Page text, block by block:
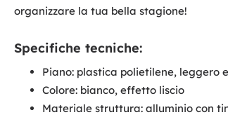
organizzare la tua bella stagione!
Specifiche tecniche:
Piano: plastica polietilene, leggero
Colore: bianco, effetto liscio
Materiale struttura: alluminio con